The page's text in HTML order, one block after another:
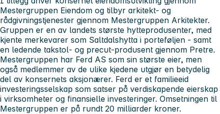
Mestergruppen Eiendom og tilbyr arkitekt- og
rådgivningstjenester gjennom Mestergruppen Arkitekter.
Gruppen er en av landets største hytteprodusenter, med
kjente merkevarer som Saltdalshytta i porteføljen - samt
en ledende takstol- og precut-produsent gjennom Pretre.
Mestergruppen har Ferd AS som sin største eier, men
også medlemmer av de ulike kjedene utgjør en betydelig
del av konsernets aksjonærer. Ferd er et familieeid
investeringsselskap som satser på verdiskapende eierskap
i virksomheter og finansielle investeringer. Omsetningen til
Mestergruppen er på rundt 20 milliarder kroner.